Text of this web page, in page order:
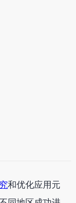
述和优化应用元